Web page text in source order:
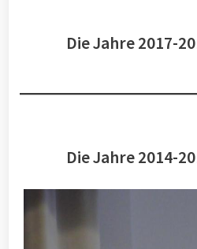
Die Jahre 2017-
Die Jahre 2014-